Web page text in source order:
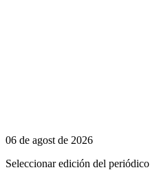
06 de agost de 2026
Seleccionar edición del periódico